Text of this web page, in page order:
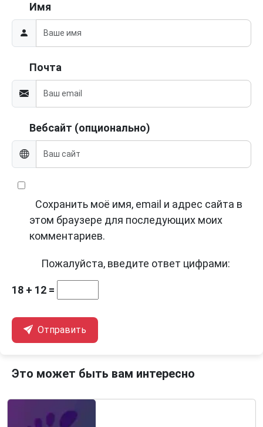
Имя
Почта
Вебсайт (опционально)
Сохранить моё имя, email и адрес сайта в
этом браузере для последующих моих
комментариев.
Пожалуйста, введите ответ цифрами:
18 + 12 =
Отправить
Это может быть вам интересно